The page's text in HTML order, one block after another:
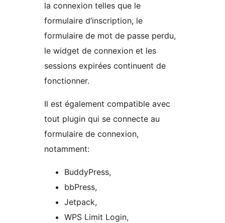
la connexion telles que le
formulaire d’inscription, le
formulaire de mot de passe perdu,
le widget de connexion et les
sessions expirées continuent de
fonctionner.
Il est également compatible avec
tout plugin qui se connecte au
formulaire de connexion,
notamment:
BuddyPress,
bbPress,
Jetpack,
WPS Limit Login,